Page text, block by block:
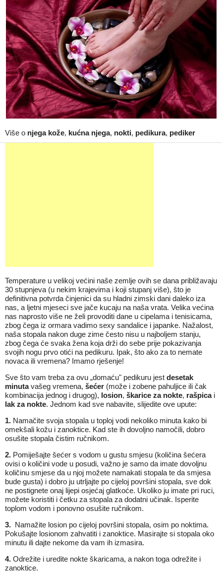
Više o njega kože, kućna njega, nokti, pedikura, pediker
Temperature u velikoj većini naše zemlje ovih se dana približavaju
30 stupnjeva (u nekim krajevima i koji stupanj više), što je
definitivna potvrda činjenici da su hladni zimski dani daleko iza
nas, a ljetni mjeseci sve jače kucaju na naša vrata. Velika većina
nas naprosto više ne želi provoditi dane u cipelama i tenisicama,
zbog čega iz ormara vadimo sexy sandalice i japanke. Nažalost,
naša stopala nakon duge zime često nisu u najboljem stanju,
zbog čega će svaka žena koja drži do sebe prije pokazivanja
svojih nogu prvo otići na pedikuru. Ipak, što ako za to nemate
novaca ili vremena? Imamo rješenje!
Sve što vam treba za ovu „domaću" pedikuru jest desetak
minutavašeg vremena, šećer (može i zobene pahuljice ili čak
kombinacija jednog i drugog), losion, škarice za nokte, rašpicai
lak za nokte. Jednom kad sve nabavite, slijedite ove upute:
1. Namačite svoja stopala u toploj vodi nekoliko minuta kako bi
omekšali kožu i zanoktice. Kad ste ih dovoljno namočili, dobro
osušite stopala čistim ručnikom.
2. Pomiješajte šećer s vodom u gustu smjesu (količina šećera
ovisi o količini vode u posudi, važno je samo da imate dovoljnu
količinu smjese da u njoj možete namakati stopala te da smjesa
bude gusta) i dobro ju utrljajte po cijeloj površini stopala, sve dok
ne postignete onaj lijepi osjećaj glatkoće. Ukoliko ju imate pri ruci,
možete koristiti i četku za stopala za dodatni učinak. Isperite
toplom vodom i ponovno osušite ručnikom.
3. Namažite losion po cijeloj površini stopala, osim po noktima.
Pokušajte losionom zahvatiti i zanoktice. Masirajte si stopala oko
minutu ili dajte nekome da vam ih izmasira.
4. Odrežite i uredite nokte škaricama, a nakon toga odrežite i
zanoktice.